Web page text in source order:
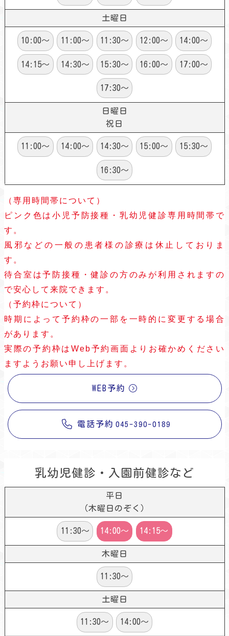
土曜日
10:00～ 11:00～ 11:30～ 12:00～ 14:00～
14:15～ 14:30～ 15:30～ 16:00～ 17:00～
17:30～
日曜日
祝日
11:00～ 14:00～ 14:30～ 15:00～ 15:30～
16:30～
（専用時間帯について）
ピンク色は小児予防接種・乳幼児健診専用時間帯で
す。
風邪などの一般の患者様の診療は休止しておりま
す。
待合室は予防接種・健診の方のみが利用されますの
で安心して来院できます。
（予約枠について）
時期によって予約枠の一部を一時的に変更する場合
があります。
実際の予約枠はWeb予約画面よりお確かめください
ますようお願い申し上げます。
WEB予約
電話予約 045-390-0189
乳幼児健診・入園前健診など
平日
（木曜日のぞく）
11:30～ 14:00～ 14:15～
木曜日
11:30～
土曜日
11:30～ 14:00～